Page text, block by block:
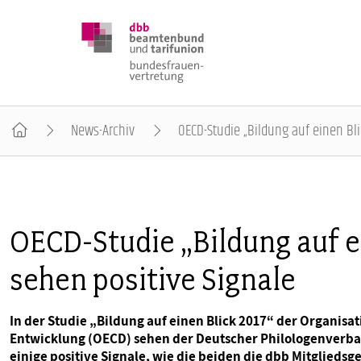
BUNDESTAGSWAHL 2025
POSITIONEN
SCHWERPUNKTTHEMEN
News-Archiv OECD-Studie „Bildung auf einen
OECD-Studie „Bildung auf
sehen positive Signale
In der Studie „Bildung auf einen Blick 2017“ der
Entwicklung (OECD) sehen der Deutscher
einige positive Signale, wie die beiden die dbb